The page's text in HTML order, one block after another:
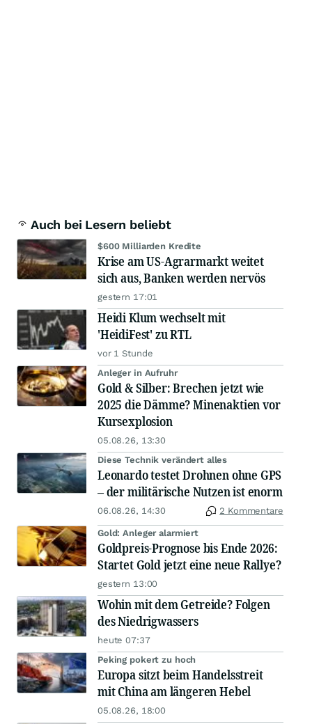
Auch bei Lesern beliebt
$600 Milliarden Kredite
Krise am US-Agrarmarkt weitet
sich aus, Banken werden nervös
gestern 17:01
Heidi Klum wechselt mit
'HeidiFest' zu RTL
vor 1 Stunde
Anleger in Aufruhr
Gold & Silber: Brechen jetzt wie
2025 die Dämme? Minenaktien vor
Kursexplosion
05.08.26, 13:30
Diese Technik verändert alles
Leonardo testet Drohnen ohne GPS
– der militärische Nutzen ist enorm
06.08.26, 14:30 2 Kommentare
Gold: Anleger alarmiert
Goldpreis-Prognose bis Ende 2026:
Startet Gold jetzt eine neue Rallye?
gestern 13:00
Wohin mit dem Getreide? Folgen
des Niedrigwassers
heute 07:37
Peking pokert zu hoch
Europa sitzt beim Handelsstreit
mit China am längeren Hebel
05.08.26, 18:00